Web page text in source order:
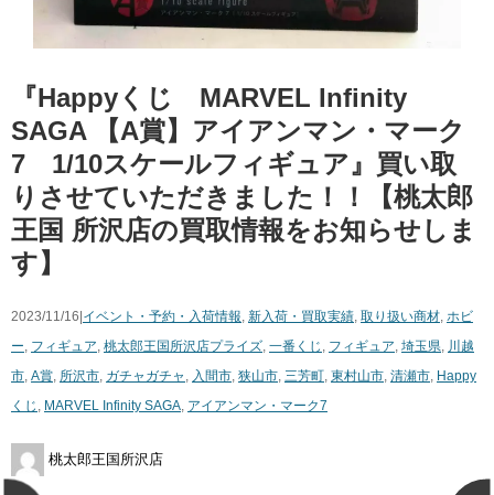
『Happyくじ MARVEL ​Infinity ​
SAGA ​【A賞】アイアンマン・マーク
7 ​1/10スケールフィギュア』買い取
りさせていただきました！！【桃太郎
王国 所沢店の買取情報をお知らせしま
す】
2023/11/16| イベント・予約・入荷情報, 新入荷・買取実績, 取り扱い商材, ホビ
ー, フィギュア, 桃太郎王国所沢店プライズ, 一番くじ , フィギュア, 埼玉県, 川越
市, A賞, 所沢市, ガチャガチャ , 入間市, 狭山市, 三芳町, 東村山市, 清瀬市, Happy
くじ , MARVEL ​Infinity ​SAGA, アイアンマン・マーク7
桃太郎王国所沢店